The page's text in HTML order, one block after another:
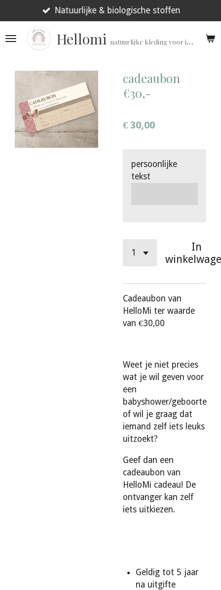
direct
naar
Hellomi natuurlijke kleding voor jouw prematuur!
Natuurlijke & biologische stoffen
cadeaubon
€30,-
€ 30,00
persoonlijke
tekst
In
Cadeaubon van
HelloMi ter waarde
van €30,00
Weet je niet precies
wat je wil geven voor
een
babyshower/geboorte
of wil je graag dat
iemand zelf iets leuks
uitzoekt?
Geef dan een
cadeaubon van
HelloMi cadeau! De
ontvanger kan zelf
iets uitkiezen.
Geldig tot 5 jaar
na uitgifte